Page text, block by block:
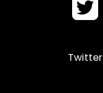
Twitter